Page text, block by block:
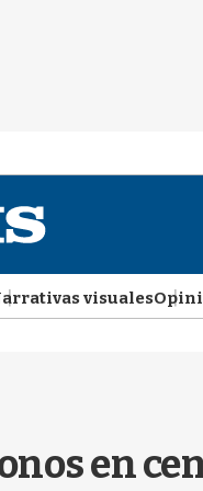
visuales
en